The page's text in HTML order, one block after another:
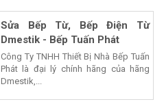
Sửa Bếp Từ, Bếp Điện Từ
Dmestik - Bếp Tuấn Phát
Công Ty TNHH Thiết Bị Nhà Bếp Tuấn
Phát là đại lý chính hãng của hãng
Dmestik,...